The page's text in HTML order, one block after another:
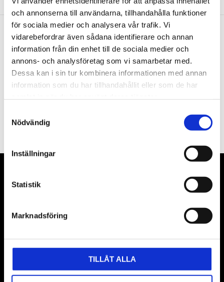
och annonserna till användarna, tillhandahålla funktioner
för sociala medier och analysera vår trafik. Vi
vidarebefordrar även sådana identifierare och annan
information från din enhet till de sociala medier och
annons- och analysföretag som vi samarbetar med.
Dessa kan i sin tur kombinera informationen med annan
information som du har tillhandahållit eller som de har
Nödvändig
Inställningar
Statistik
Marknadsföring
TILLÅT ALLA
Nyhetsbrev
Dina personuppgifter behandlas i enlighet med vår integritetspolicy
& däckmaskiner och Master luftmaskiner. Kontakta oss
gärna om vad som helst då vi gör vårt yttersta för att hjälpa
kunden.